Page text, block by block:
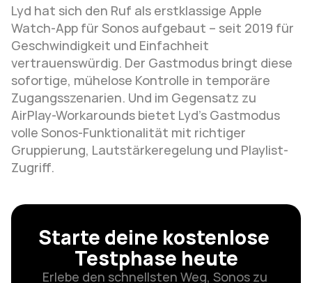
Lyd hat sich den Ruf als erstklassige Apple
Watch-App für Sonos aufgebaut – seit 2019 für
Geschwindigkeit und Einfachheit
vertrauenswürdig. Der Gastmodus bringt diese
sofortige, mühelose Kontrolle in temporäre
Zugangsszenarien. Und im Gegensatz zu
AirPlay-Workarounds bietet Lyd's Gastmodus
volle Sonos-Funktionalität mit richtiger
Gruppierung, Lautstärkeregelung und Playlist-
Zugriff.
Starte deine kostenlose
Testphase heute
Erlebe den schnellsten Weg, Sonos zu